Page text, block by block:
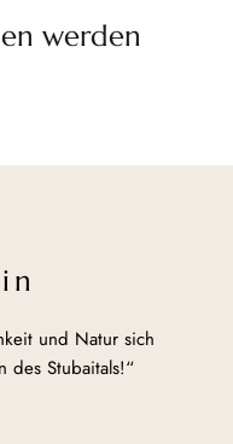
werden
und Natur sich
des Stubaitals!“